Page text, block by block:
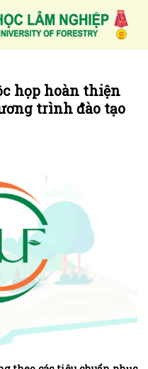
họp hoàn thiện
trình đào tạo